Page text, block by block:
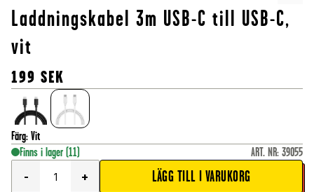
Laddningskabel 3m USB-C till USB-C,
vit
199 SEK
Färg: Vit
Finns i lager (11) ART. NR: 39055
-
+ LÄGG TILL I VARUKORG